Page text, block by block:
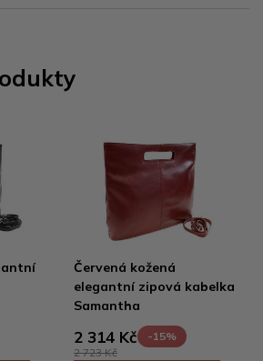
Červená kožená
elegantní zipová kabelka
Samantha
2 314 Kč
-15%
2 723 Kč